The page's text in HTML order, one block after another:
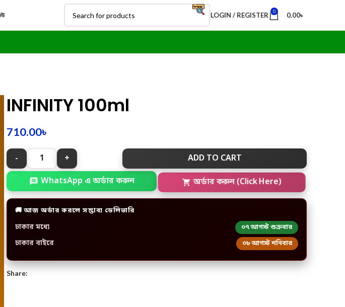
LOGIN / REGISTER 0 0.00৳
INFINITY 100ml
710.00৳
ADD TO CART
WhatsApp এ অর্ডার করুন অর্ডার করুন (Click Here)
🚚 আজ অর্ডার করলে সম্ভাব্য ডেলিভারি
ঢাকার মধ্যে ০৭ আগস্ট শুক্রবার
ঢাকার বাইরে ০৮ আগস্ট শনিবার
Share: